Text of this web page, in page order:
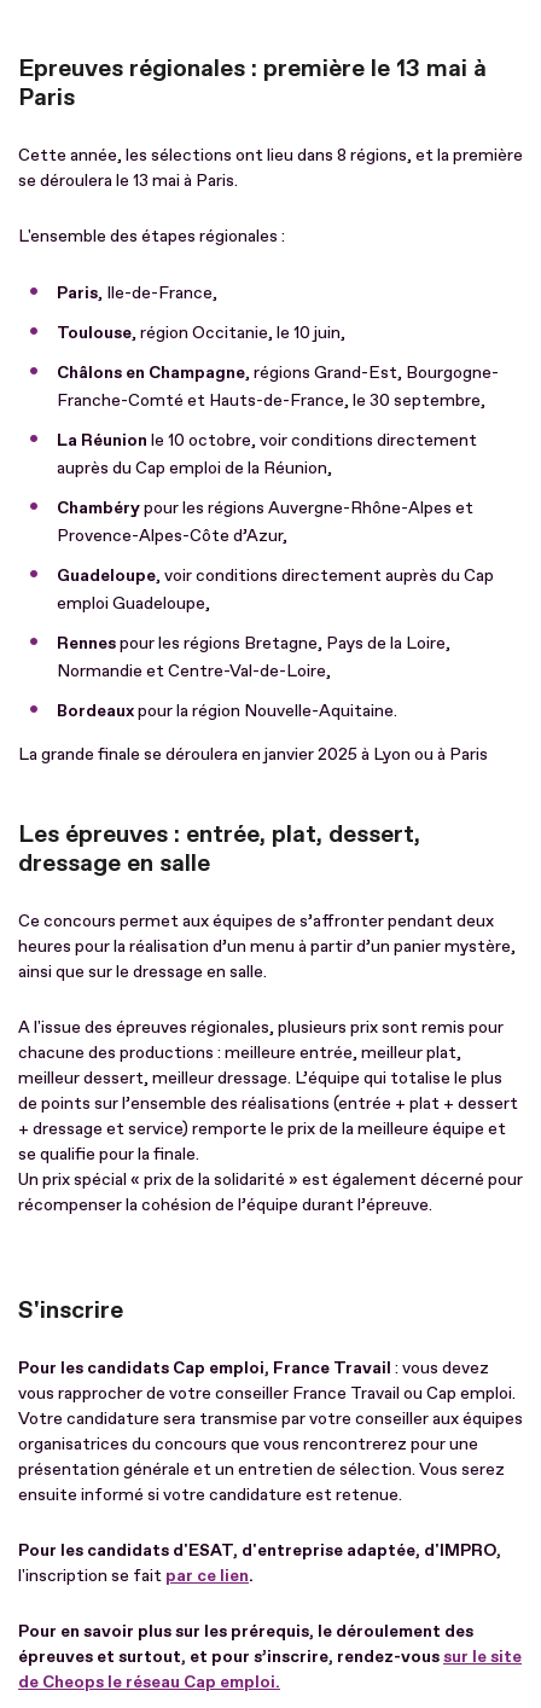
Epreuves régionales : première le 13 mai à
Paris
Cette année, les sélections ont lieu dans 8 régions, et la première
se déroulera le 13 mai à Paris.
L'ensemble des étapes régionales :
Paris, Ile-de-France,
Toulouse, région Occitanie, le 10 juin,
Châlons en Champagne, régions Grand-Est, Bourgogne-
Franche-Comté et Hauts-de-France, le 30 septembre,
La Réunion le 10 octobre, voir conditions directement
auprès du Cap emploi de la Réunion,
Chambérypour les régions Auvergne-Rhône-Alpes et
Provence-Alpes-Côte d’Azur,
Guadeloupe, voir conditions directement auprès du Cap
emploi Guadeloupe,
Rennespour les régions Bretagne, Pays de la Loire,
Normandie et Centre-Val-de-Loire,
Bordeauxpour la région Nouvelle-Aquitaine.
La grande finale se déroulera en janvier 2025 à Lyon ou à Paris
Les épreuves : entrée, plat, dessert,
dressage en salle
Ce concours permet aux équipes de s’affronter pendant deux
heures pour la réalisation d’un menu à partir d’un panier mystère,
ainsi que sur le dressage en salle.
A l'issue des épreuves régionales, plusieurs prix sont remis pour
chacune des productions : meilleure entrée, meilleur plat,
meilleur dessert, meilleur dressage. L’équipe qui totalise le plus
de points sur l’ensemble des réalisations (entrée + plat + dessert
+ dressage et service) remporte le prix de la meilleure équipe et
se qualifie pour la finale.
Un prix spécial « prix de la solidarité » est également décerné pour
récompenser la cohésion de l’équipe durant l’épreuve.
S'inscrire
Pour les candidats Cap emploi, France Travail : vous devez
vous rapprocher de votre conseiller France Travail ou Cap emploi.
Votre candidature sera transmise par votre conseiller aux équipes
organisatrices du concours que vous rencontrerez pour une
présentation générale et un entretien de sélection. Vous serez
ensuite informé si votre candidature est retenue.
Pour les candidats d'ESAT, d'entreprise adaptée, d'IMPRO,
l'inscription se fait par ce lien.
Pour en savoir plus sur les prérequis, le déroulement des
épreuves et surtout, et pour s’inscrire, rendez-voussur le site
de Cheops le réseau Cap emploi.